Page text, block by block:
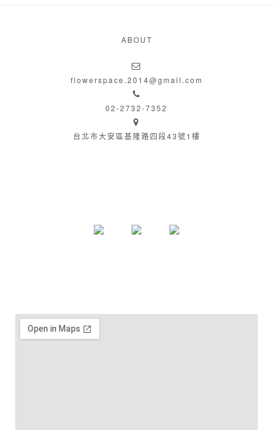
ABOUT
flowerspace.2014@gmail.com
02-2732-7352
台北市大安區基隆路四段43號1樓